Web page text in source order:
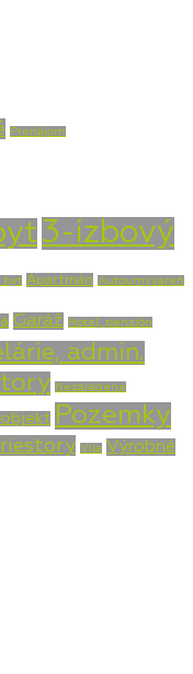
Prenájom
3-izbový
byt Apartmán Autoumývareň
Garáž Hotel, penzión
admin.
Nezaradené
Pozemky
Vila Výrobné